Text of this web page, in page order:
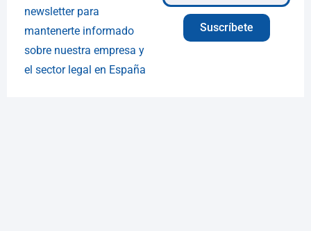
newsletter para
mantenerte informado
sobre nuestra empresa y
el sector legal en España
Suscríbete